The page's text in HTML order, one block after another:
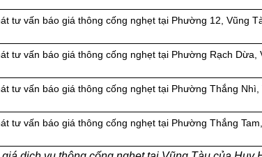
tư vấn báo giá thông cống nghẹt tại Phường 12, Vũng
tư vấn báo giá thông cống nghẹt tại Phường Rạch Dừa,
tư vấn báo giá thông cống nghẹt tại Phường Thắng Nhì,
tư vấn báo giá thông cống nghẹt tại Phường Thắng